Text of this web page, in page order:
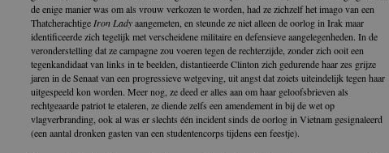
de enige manier was om als vrouw verkozen te worden, had ze zichzelf het imago van een
Thatcherachtige Iron Ladyaangemeten, en steunde ze niet alleen de oorlog in Irak maar
identificeerde zich tegelijk met verscheidene militaire en defensieve aangelegenheden. In de
veronderstelling dat ze campagne zou voeren tegen de rechterzijde, zonder zich ooit een
tegenkandidaat van links in te beelden, distantieerde Clinton zich gedurende haar zes grijze
jaren in de Senaat van een progressieve wetgeving, uit angst dat zoiets uiteindelijk tegen haar
uitgespeeld kon worden. Meer nog, ze deed er alles aan om haar geloofsbrieven als
rechtgeaarde patriot te etaleren, ze diende zelfs een amendement in bij de wet op
vlagverbranding, ook al was er slechts één incident sinds de oorlog in Vietnam gesignaleerd
(een aantal dronken gasten van een studentencorps tijdens een feestje).